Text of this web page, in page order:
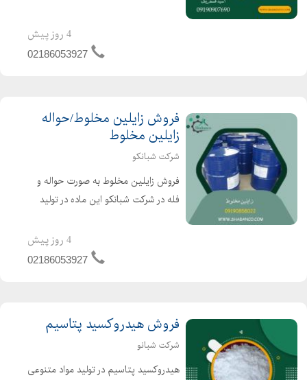
و موجودی بار با شماره های زیر تماس
4 روز پیش
02186053927
فروش زایلین مخلوط/حواله
زایلین مخلوط
شرکت شبانکو
فروش زایلین مخلوط به صورت حواله و
فله در شرکت شبانکو این ماده در تولید
استفاده قرار می گیرد. کارشناس
فروش:مرادی شماره ثابت:09190858022
4 روز پیش
02186053927
فروش هیدروکسید پتاسیم
شرکت شبانو
هیدروکسید پتاسیم در تولید مواد متنوعی